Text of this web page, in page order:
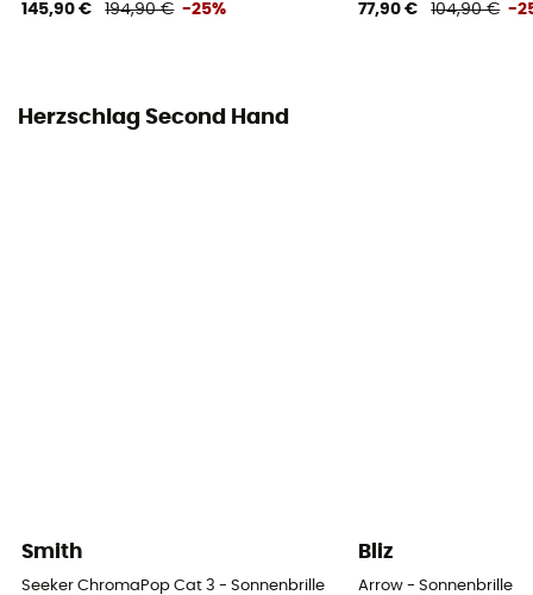
145,90 € 194,90 € -25% 77,90 € 104,90 € -
Herzschlag Second Hand
Smith
Seeker ChromaPop Cat 3 - Sonnenbrille
Bliz
Arrow - Sonnenbrille